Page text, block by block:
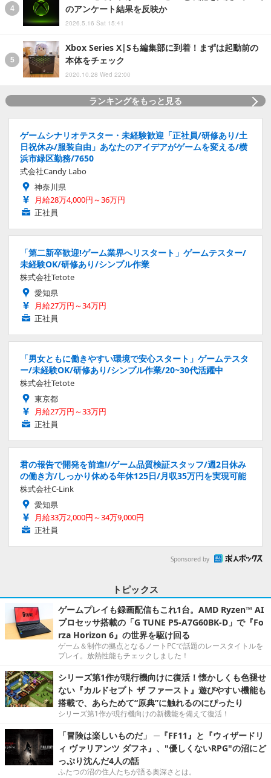
のアンケート結果を反映か
2026.5.16 Sat 15:41
Xbox Series X|Sも編集部に到着！まずは起動前の
本体をチェック
2020.10.28 Wed 22:00
ランキングをもっと見る
ゲームシナリオテスター・未経験歓迎「正社員/研修あり/土
日祝休み/服装自由」あなたのアイデアがゲームを変える/横
浜市緑区勤務/7650
式会社Candy Labo
神奈川県
月給28万4,000円～36万円
正社員
「第二新卒歓迎!ゲーム業界へリスタート」ゲームテスター/
未経験OK/研修あり/シンプル作業
株式会社Tetote
愛知県
月給27万円～34万円
正社員
「男女ともに働きやすい環境で安心スタート」ゲームテスタ
ー/未経験OK/研修あり/シンプル作業/20~30代活躍中
株式会社Tetote
東京都
月給27万円～33万円
正社員
君の報告で開発を前進!/ゲーム品質検証スタッフ/週2日休み
の働き方/しっかり休める年休125日/月収35万円を実現可能
株式会社C-Link
愛知県
月給33万2,000円～34万9,000円
正社員
Sponsored by
トピックス
ゲームプレイも録画配信もこれ1台。AMD Ryzen™ AI
プロセッサ搭載の「G TUNE P5-A7G60BK-D」で『Fo
rza Horizon 6』の世界を駆け回る
ゲーム＆制作の拠点となるノートPCで話題のレースタイトルを
プレイ。放熱性能もチェックしました！
シリーズ第1作が現行機向けに復活！懐かしくも色褪せ
ない『カルドセプト ザ ファースト』遊びやすい機能も
搭載で、あらためて“原典”に触れるのにぴったり
シリーズ第1作が現行機向けの新機能を備えて復活！
「冒険は楽しいものだ」 ─『FF11』と『ウィザードリ
ィ ヴァリアンツ ダフネ』、"優しくないRPG"の沼にど
っぷり沈んだ4人の話
ふたつの沼の住人たちが語る奥深さとは。